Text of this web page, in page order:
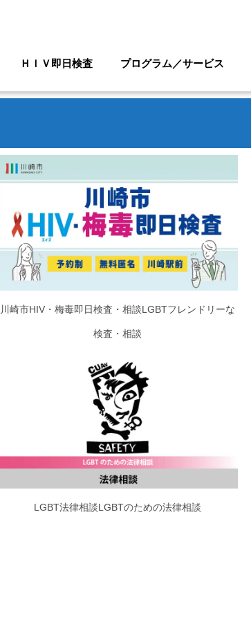
ＨＩＶ即日検査 プログラム／サービス
川崎市HIV・梅毒即日検査・相談LGBTフレンドリーな
検査・相談
LGBT法律相談LGBTのための法律相談